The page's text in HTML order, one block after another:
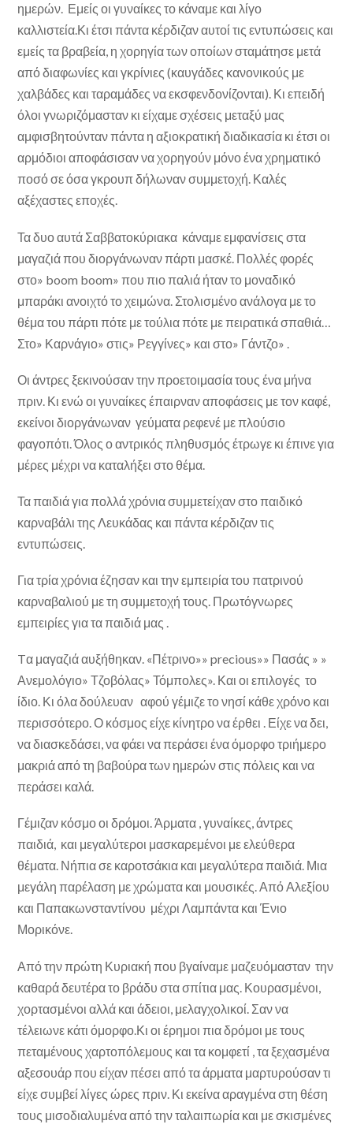
ημερών. Εμείς οι γυναίκες το κάναμε και λίγο
καλλιστεία.Κι έτσι πάντα κέρδιζαν αυτοί τις εντυπώσεις και
εμείς τα βραβεία, η χορηγία των οποίων σταμάτησε μετά
από διαφωνίες και γκρίνιες (καυγάδες κανονικούς με
χαλβάδες και ταραμάδες να εκσφενδονίζονται). Κι επειδή
όλοι γνωριζόμασταν κι είχαμε σχέσεις μεταξύ μας
αμφισβητούνταν πάντα η αξιοκρατική διαδικασία κι έτσι οι
αρμόδιοι αποφάσισαν να χορηγούν μόνο ένα χρηματικό
ποσό σε όσα γκρουπ δήλωναν συμμετοχή. Καλές
αξέχαστες εποχές.
Τα δυο αυτά Σαββατοκύριακα κάναμε εμφανίσεις στα
μαγαζιά που διοργάνωναν πάρτι μασκέ. Πολλές φορές
στο» boom boom» που πιο παλιά ήταν το μοναδικό
μπαράκι ανοιχτό το χειμώνα. Στολισμένο ανάλογα με το
θέμα του πάρτι πότε με τούλια πότε με πειρατικά σπαθιά…
Στο» Καρνάγιο» στις» Ρεγγίνες» και στο» Γάντζο» .
Οι άντρες ξεκινούσαν την προετοιμασία τους ένα μήνα
πριν. Κι ενώ οι γυναίκες έπαιρναν αποφάσεις με τον καφέ,
εκείνοι διοργάνωναν γεύματα ρεφενέ με πλούσιο
φαγοπότι. Όλος ο αντρικός πληθυσμός έτρωγε κι έπινε για
μέρες μέχρι να καταλήξει στο θέμα.
Τα παιδιά για πολλά χρόνια συμμετείχαν στο παιδικό
καρναβάλι της Λευκάδας και πάντα κέρδιζαν τις
εντυπώσεις.
Για τρία χρόνια έζησαν και την εμπειρία του πατρινού
καρναβαλιού με τη συμμετοχή τους. Πρωτόγνωρες
εμπειρίες για τα παιδιά μας .
Tα μαγαζιά αυξήθηκαν. «Πέτρινο»» precious»» Πασάς » »
Ανεμολόγιο» Τζοβόλας» Τόμπολες». Και οι επιλογές το
ίδιο. Κι όλα δούλευαν αφού γέμιζε το νησί κάθε χρόνο και
περισσότερο. Ο κόσμος είχε κίνητρο να έρθει . Είχε να δει,
να διασκεδάσει, να φάει να περάσει ένα όμορφο τριήμερο
μακριά από τη βαβούρα των ημερών στις πόλεις και να
περάσει καλά.
Γέμιζαν κόσμο οι δρόμοι. Άρματα , γυναίκες, άντρες
παιδιά, και μεγαλύτεροι μασκαρεμένοι με ελεύθερα
θέματα. Νήπια σε καροτσάκια και μεγαλύτερα παιδιά. Μια
μεγάλη παρέλαση με χρώματα και μουσικές. Από Αλεξίου
και Παπακωνσταντίνου μέχρι Λαμπάντα και Ένιο
Μορικόνε.
Από την πρώτη Κυριακή που βγαίναμε μαζευόμασταν την
καθαρά δευτέρα το βράδυ στα σπίτια μας. Κουρασμένοι,
χορτασμένοι αλλά και άδειοι, μελαγχολικοί. Σαν να
τέλειωνε κάτι όμορφο.Κι οι έρημοι πια δρόμοι με τους
πεταμένους χαρτοπόλεμους και τα κομφετί , τα ξεχασμένα
αξεσουάρ που είχαν πέσει από τα άρματα μαρτυρούσαν τι
είχε συμβεί λίγες ώρες πριν. Κι εκείνα αραγμένα στη θέση
τους μισοδιαλυμένα από την ταλαιπωρία και με σκισμένες